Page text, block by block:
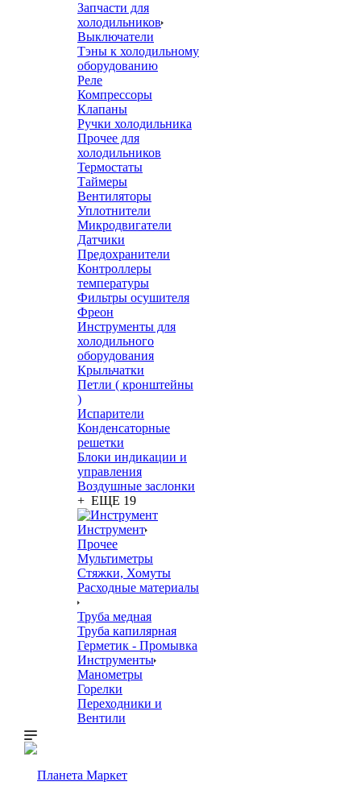
Запчасти для
холодильников
Выключатели
Тэны к холодильному
оборудованию
Реле
Компрессоры
Клапаны
Ручки холодильника
Прочее для
холодильников
Термостаты
Таймеры
Вентиляторы
Уплотнители
Микродвигатели
Датчики
Предохранители
Контроллеры
температуры
Фильтры осушителя
Фреон
Инструменты для
холодильного
оборудования
Крыльчатки
Петли ( кронштейны
)
Испарители
Конденсаторные
решетки
Блоки индикации и
управления
Воздушные заслонки
+ ЕЩЕ 19
Инструмент
Прочее
Мультиметры
Стяжки, Хомуты
Расходные материалы
Труба медная
Труба капилярная
Герметик - Промывка
Инструменты
Манометры
Горелки
Переходники и
Вентили